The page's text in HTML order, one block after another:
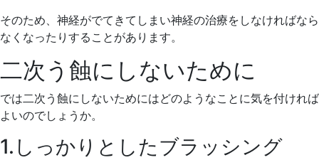
そのため、神経がでてきてしまい神経の治療をしなければなら
なくなったりすることがあります。
二次う蝕にしないために
では二次う蝕にしないためにはどのようなことに気を付ければ
よいのでしょうか。
1.しっかりとしたブラッシング